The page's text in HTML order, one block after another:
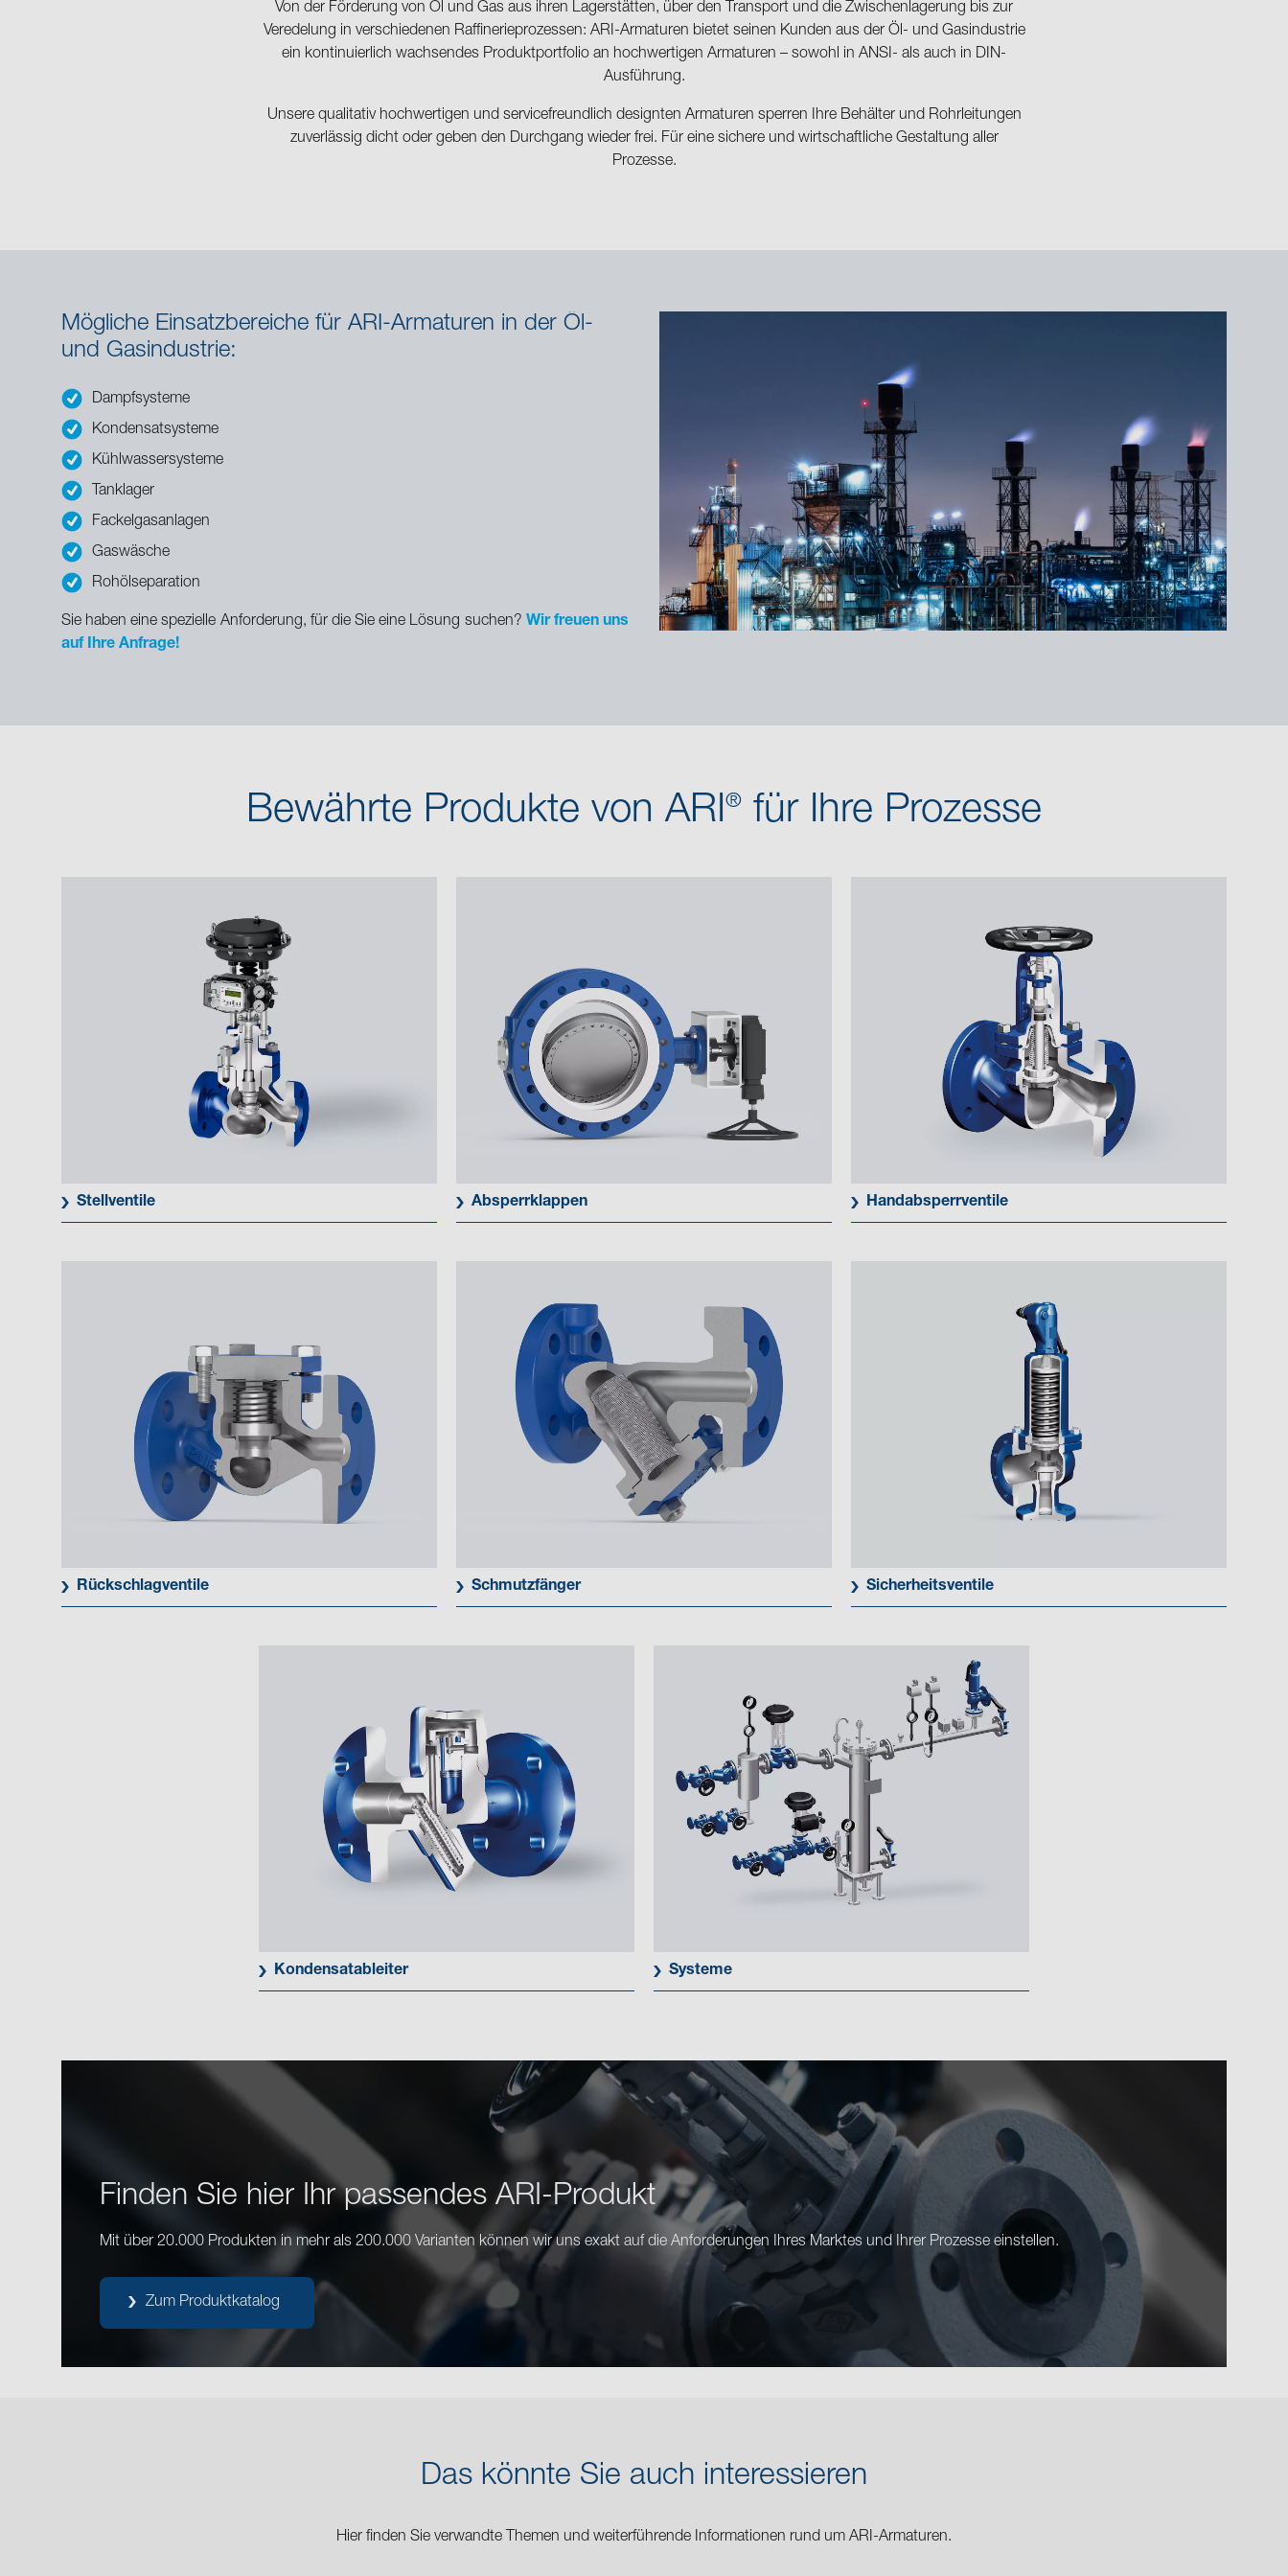
Von der Förderung von Öl und Gas aus ihren Lagerstätten, über den Transport und die Zwischenlagerung bis zur
Veredelung in verschiedenen Raffinerieprozessen: ARI-Armaturen bietet seinen Kunden aus der Öl- und Gasindustrie
ein kontinuierlich wachsendes Produktportfolio an hochwertigen Armaturen – sowohl in ANSI- als auch in DIN-
Ausführung.
Unsere qualitativ hochwertigen und servicefreundlich designten Armaturen sperren Ihre Behälter und Rohrleitungen
zuverlässig dicht oder geben den Durchgang wieder frei. Für eine sichere und wirtschaftliche Gestaltung aller
Prozesse.
Mögliche Einsatzbereiche für ARI-Armaturen in der Öl-
und Gasindustrie:
Dampfsysteme
Kondensatsysteme
Kühlwassersysteme
Tanklager
Fackelgasanlagen
Gaswäsche
Rohölseparation
Sie haben eine spezielle Anforderung, für die Sie eine Lösung suchen? Wir freuen uns
auf Ihre Anfrage!
Bewährte Produkte von ARI® für Ihre Prozesse
Stellventile Absperrklappen Handabsperrventile
Rückschlagventile Schmutzfänger Sicherheitsventile
Kondensatableiter Systeme
Finden Sie hier Ihr passendes ARI-Produkt
Mit über 20.000 Produkten in mehr als 200.000 Varianten können wir uns exakt auf die Anforderungen Ihres Marktes und Ihrer Prozesse einstellen.
Zum Produktkatalog
Das könnte Sie auch interessieren
Hier finden Sie verwandte Themen und weiterführende Informationen rund um ARI-Armaturen.